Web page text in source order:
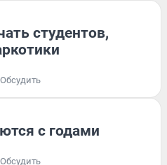
студентов,
Обсудить
с годами
Обсудить